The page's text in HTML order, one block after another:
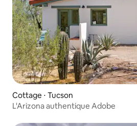
Cottage ⋅ Tucson
L'Arizona authentique Adobe